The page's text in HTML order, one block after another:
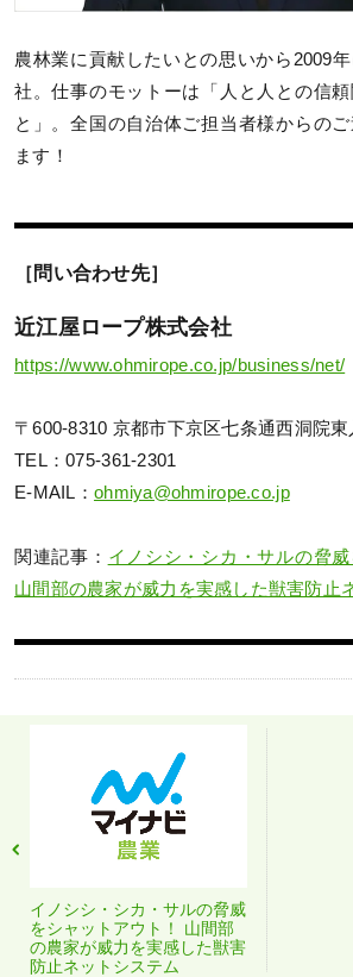
農林業に貢献したいとの思いから2009
社。仕事のモットーは「人と人との信
と」。全国の自治体ご担当者様からの
ます！
［問い合わせ先］
近江屋ロープ株式会社
https://www.ohmirope.co.jp/business/net/
〒600-8310 京都市下京区七条通西洞院
TEL：075-361-2301
E-MAIL： ohmiya@ohmirope.co.jp
関連記事： イノシシ・シカ・サルの脅
山間部の農家が威力を実感した獣害防止
イノシシ・シカ・サルの脅威
をシャットアウト！ 山間部
の農家が威力を実感した獣害
防止ネットシステム